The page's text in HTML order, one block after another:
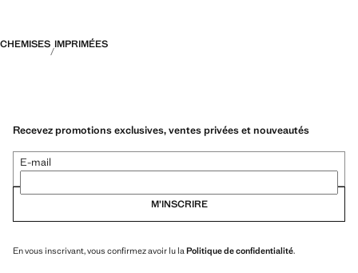
CHEMISES IMPRIMÉES
Recevez promotions exclusives, ventes privées et nouveautés
E-mail
M’INSCRIRE
En vous inscrivant, vous confirmez avoir lu laPolitique de confidentialité.